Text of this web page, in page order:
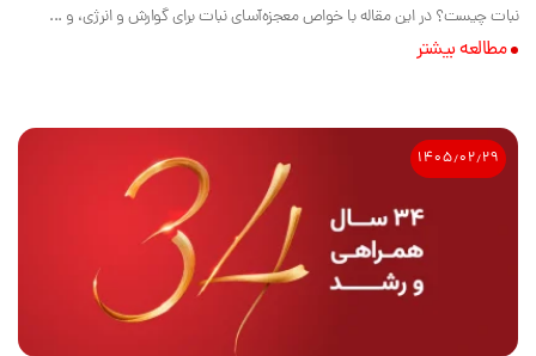
نبات چیست؟ در این مقاله با خواص معجزه‌آسای نبات برای گوارش و انرژی، و ...
مطالعه بیشتر
۱۴۰۵٫۰۲٫۲۹